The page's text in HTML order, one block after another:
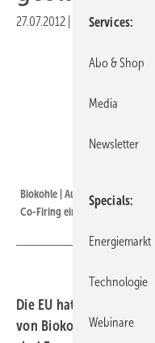
27.07.2012 Druckvorschau
Biokohle | Auch organische
Co-Firing eingesetzt werden.
Die EU hat ein neues
von Biokohle gestartet.
Services
Abo & Shop
Media
Newsletter
Specials
Energiemarkt
Technologie
Webinare